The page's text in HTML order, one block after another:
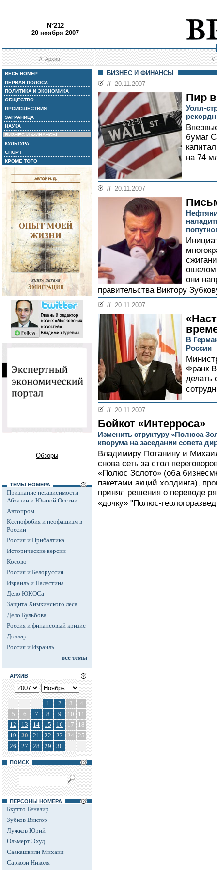
N°212
20 ноября 2007
//Архив //
ВЕСЬ НОМЕР
ПЕРВАЯ ПОЛОСА
ПОЛИТИКА И ЭКОНОМИКА
ОБЩЕСТВО
ПРОИСШЕСТВИЯ
ЗАГРАНИЦА
НАУКА
БИЗНЕС И ФИНАНСЫ
КУЛЬТУРА
СПОРТ
КРОМЕ ТОГО
Обзоры
ТЕМЫ НОМЕРА
Признание независимости
Абхазии и Южной Осетии
Автопром
Ксенофобия и неофашизм в
России
Россия и Прибалтика
Исторические версии
Косово
Россия и Белоруссия
Израиль и Палестина
Дело ЮКОСа
Защита Химкинского леса
Дело Бульбова
Россия и финансовый кризис
Доллар
Россия и Израиль
все темы
АРХИВ
1 2 3
4
5
6 7 8 9 10
11
12
13 14 15 16 17
18
19
20 21 22 23 24 25
26
27 28 29 30
ПОИСК
ПЕРСОНЫ НОМЕРА
Бхутто Беназир
Зубков Виктор
Лужков Юрий
Ольмерт Эхуд
Саакашвили Михаил
Саркози Николя
БИЗНЕС И ФИНАНСЫ
// 20.11.2007
Пир
Уолл-
бумаг
на 74
// 20.11.2007
они
правительства Виктору
// 20.11.2007
В
России
Франк
делать
// 20.11.2007
Бойкот «Интерроса»
Изменить структуру «Полюса
кворума на заседании совета
Владимиру Потанину и
снова сеть за стол
«Полюс Золото» (оба
пакетами акций холдинга),
принял решения о переводе
«дочку» "Полюс-